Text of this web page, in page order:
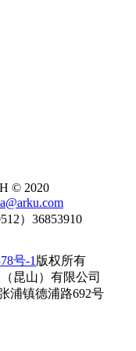
© 2020
）36853910
号-1 版权所有
昆山）有限公司
浦镇德浦路692号